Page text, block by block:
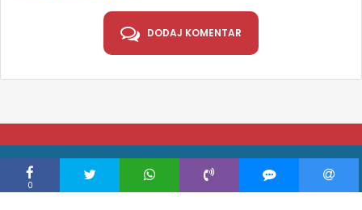
DODAJ KOMENTAR
COPYRIGHT © DELFINI.RS 2026 |
POLITIKA PRIVATNOSTI
0